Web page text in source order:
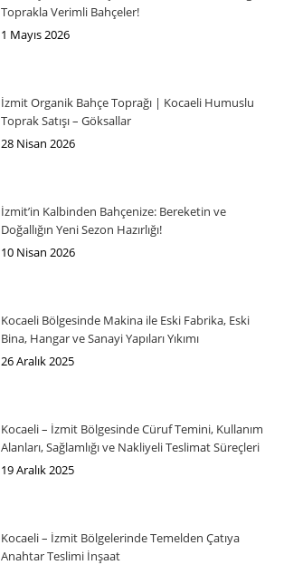
Toprakla Verimli Bahçeler!
1 Mayıs 2026
İzmit Organik Bahçe Toprağı | Kocaeli Humuslu
Toprak Satışı – Göksallar
28 Nisan 2026
İzmit’in Kalbinden Bahçenize: Bereketin ve
Doğallığın Yeni Sezon Hazırlığı!
10 Nisan 2026
Kocaeli Bölgesinde Makina ile Eski Fabrika, Eski
Bina, Hangar ve Sanayi Yapıları Yıkımı
26 Aralık 2025
Kocaeli – İzmit Bölgesinde Cüruf Temini, Kullanım
Alanları, Sağlamlığı ve Nakliyeli Teslimat Süreçleri
19 Aralık 2025
Kocaeli – İzmit Bölgelerinde Temelden Çatıya
Anahtar Teslimi İnşaat